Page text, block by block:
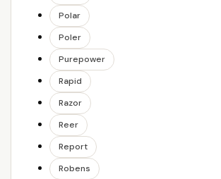
Polar
Poler
Purepower
Rapid
Razor
Reer
Report
Robens